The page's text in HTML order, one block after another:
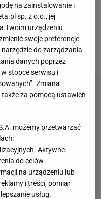
z lakierowanej
koturnie,
aviatorów
bez główki.
na zainstalowanie i
sp. z o.o., jej
Twoim urządzeniu
swoje preferencje
do zarządzania
danych poprzez
stopce serwisu i
Zmiana
za pomocą ustawień
możemy przetwarzać
Aktywne
do celów
na urządzeniu lub
i treści, pomiar
usług.